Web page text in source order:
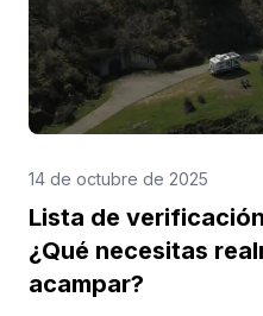
diciembre de 2024. Aquí
saber y qué debes hacer
antes de cruzar la
14 de octubre de 2025
Lista de
¿Qué necesitas
acampar?